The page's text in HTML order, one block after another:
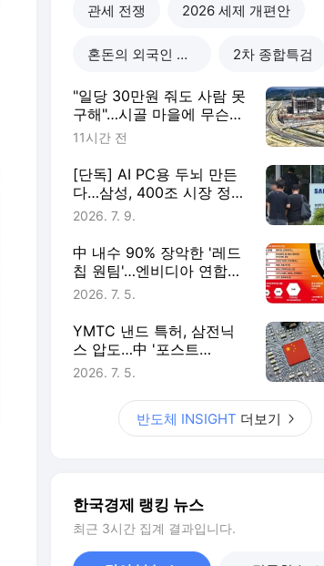
관세 전쟁 2026 세제 개편안
혼돈의 외국인 고용시장 2차 종합특검
"일당 30만원 줘도 사람 못
구해"…시골 마을에 무슨
일이
11시간 전
[단독] AI PC용 두뇌 만든
다…삼성, 400조 시장 정조
준
2026. 7. 9.
中 내수 90% 장악한 '레드
칩 원팀'…엔비디아 연합군
흔든다
2026. 7. 5.
YMTC 낸드 특허, 삼전닉
스 압도…中 '포스트
HBM'도 넘본다
2026. 7. 5.
반도체 INSIGHT 더보기
한국경제 랭킹 뉴스
최근 3시간 집계 결과입니다.